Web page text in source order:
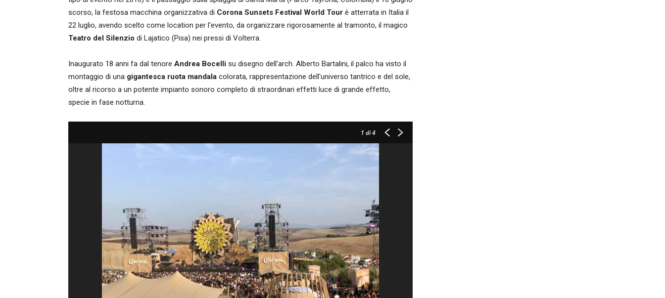
scorso, la festosa macchina organizzativa di Corona Sunsets Festival World Tour è atterrata in Italia il
22 luglio, avendo scelto come location per l'evento, da organizzare rigorosamente al tramonto, il magico
Teatro del Silenzio di Lajatico (Pisa) nei pressi di Volterra.
Inaugurato 18 anni fa dal tenore Andrea Bocelli su disegno dell'arch. Alberto Bartalini, il palco ha visto il
montaggio di una gigantesca ruota mandala colorata, rappresentazione dell'universo tantrico e del sole,
oltre al ricorso a un potente impianto sonoro completo di straordinari effetti luce di grande effetto,
specie in fase notturna.
1 di 4